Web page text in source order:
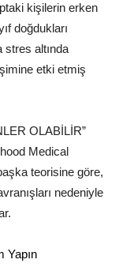
kişilerin erken
doğdukları
stres altında
etki etmiş
OLABİLİR”
Medical
teorisine göre,
nedeniyle
Yapın